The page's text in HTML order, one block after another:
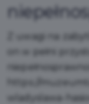
Z uwagi na
on w pełni
https://
wladyslawa-